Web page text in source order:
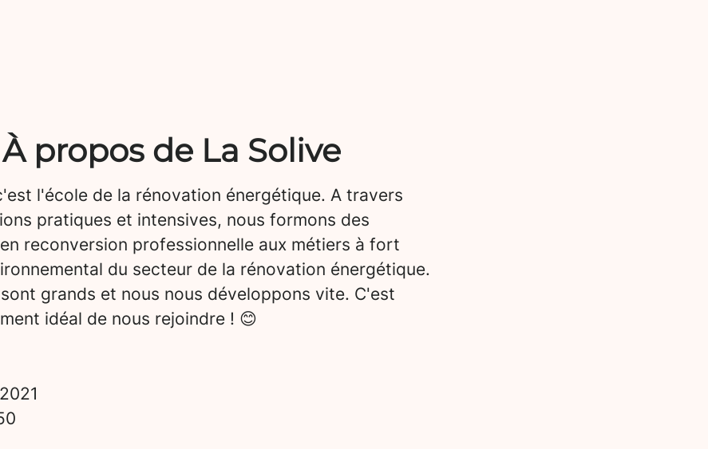
À propos de La Solive
l'école de la rénovation énergétique. A travers
pratiques et intensives, nous formons des
reconversion professionnelle aux métiers à fort
du secteur de la rénovation énergétique.
grands et nous nous développons vite. C'est
idéal de nous rejoindre ! 😊
2021